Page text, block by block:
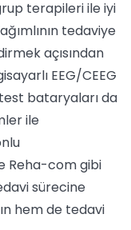
terapileri ile iyi
tedaviye
açısından
EEG/CEEG
bataryaları da
ile
Reha-com gibi
sürecine
hem de tedavi